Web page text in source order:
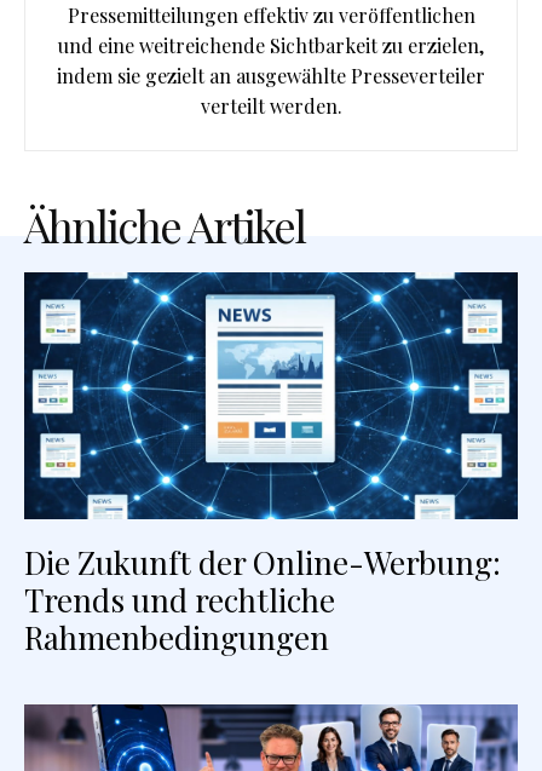
Pressemitteilungen effektiv zu veröffentlichen
und eine weitreichende Sichtbarkeit zu erzielen,
indem sie gezielt an ausgewählte Presseverteiler
verteilt werden.
Ähnliche Artikel
Die Zukunft der Online-Werbung:
Trends und rechtliche
Rahmenbedingungen